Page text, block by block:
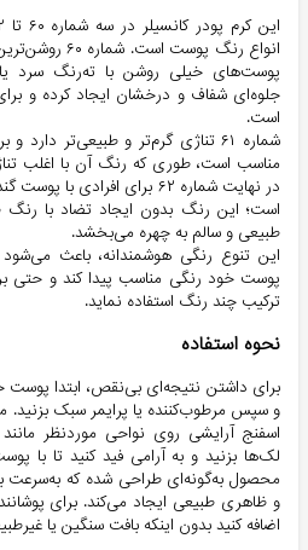
انواع رنگ
پوست‌های خیلی روشن با ته‌رنگ سرد یا
جلوه‌ای شفاف و درخشان ایجاد کرده و
است.
شماره ۶۱ تناژی گرم‌تر و طبیعی‌تر
مناسب است، طوری که رنگ آن با اغلب
در نهایت شماره ۶۲ برای
است؛ این رنگ بدون ایجاد تضاد با رنگ
طبیعی و سالم به چهره می‌بخشد.
این تنوع رنگی هوشمندانه، باعث می‌شود
پوست خود رنگی مناسب پیدا کند و حتی
ترکیب چند رنگ استفاده نماید.
نحوه استفاده
برای داشتن نتیجه‌ای بی‌نقص، ابتدا پوست
و سپس مرطوب‌کننده یا پرایمر سبک بزنید.
اسفنج آرایشی روی نواحی موردنظر
لک‌ها بزنید و به آرامی فید کنید تا با
محصول به‌گونه‌ای طراحی شده که
و ظاهری طبیعی ایجاد می‌کند. برای
اضافه کنید بدون اینکه بافت سنگین یا